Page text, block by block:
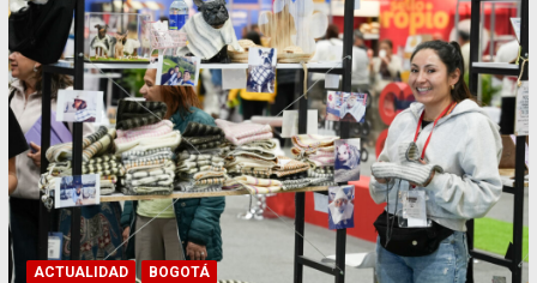
ACTUALIDAD BOGOTÁ